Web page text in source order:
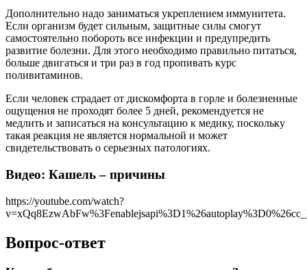
Дополнительно надо заниматься укреплением иммунитета.
Если организм будет сильным, защитные силы смогут
самостоятельно побороть все инфекции и предупредить
развитие болезни. Для этого необходимо правильно питаться,
больше двигаться и три раз в год пропивать курс
поливитаминов.
Если человек страдает от дискомфорта в горле и болезненные
ощущения не проходят более 5 дней, рекомендуется не
медлить и записаться на консультацию к медику, поскольку
такая реакция не является нормальной и может
свидетельствовать о серьезных патологиях.
Видео: Кашель – причины
https://youtube.com/watch?
Вопрос-ответ